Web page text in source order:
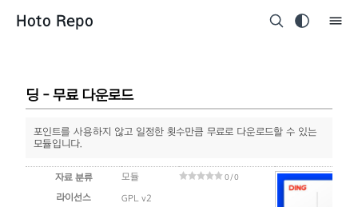
Hoto Repo
딩 - 무료 다운로드
포인트를 사용하지 않고 일정한 횟수만큼 무료로 다운로드할 수 있는
모듈입니다.
자료 분류 모듈 0 / 0
라이선스
GPL v2